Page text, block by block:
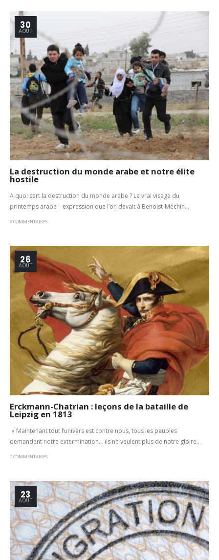
30
AOÛT
La destruction du monde arabe et notre élite
hostile
A quoi sert la destruction du monde arabe ? Le vrai visage du
printemps arabe – expression que l’on devait à Benoist-Méchin...
9 COMMENTAIRES
26
AOÛT
Erckmann-Chatrian : leçons de la bataille de
Leipzig en 1813
« Maintenant tout l’univers est contre nous, tous les peuples
demandent notre extermination… ils ne veulent plus de notre gloire...
0 COMMENTAIRES
23
AOÛT